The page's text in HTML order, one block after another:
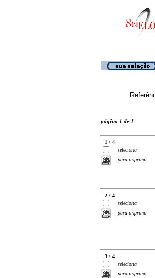
página 1 de 1
1 / 4
seleciona
para imprimir
2 / 4
seleciona
para imprimir
3 / 4
seleciona
para imprimir